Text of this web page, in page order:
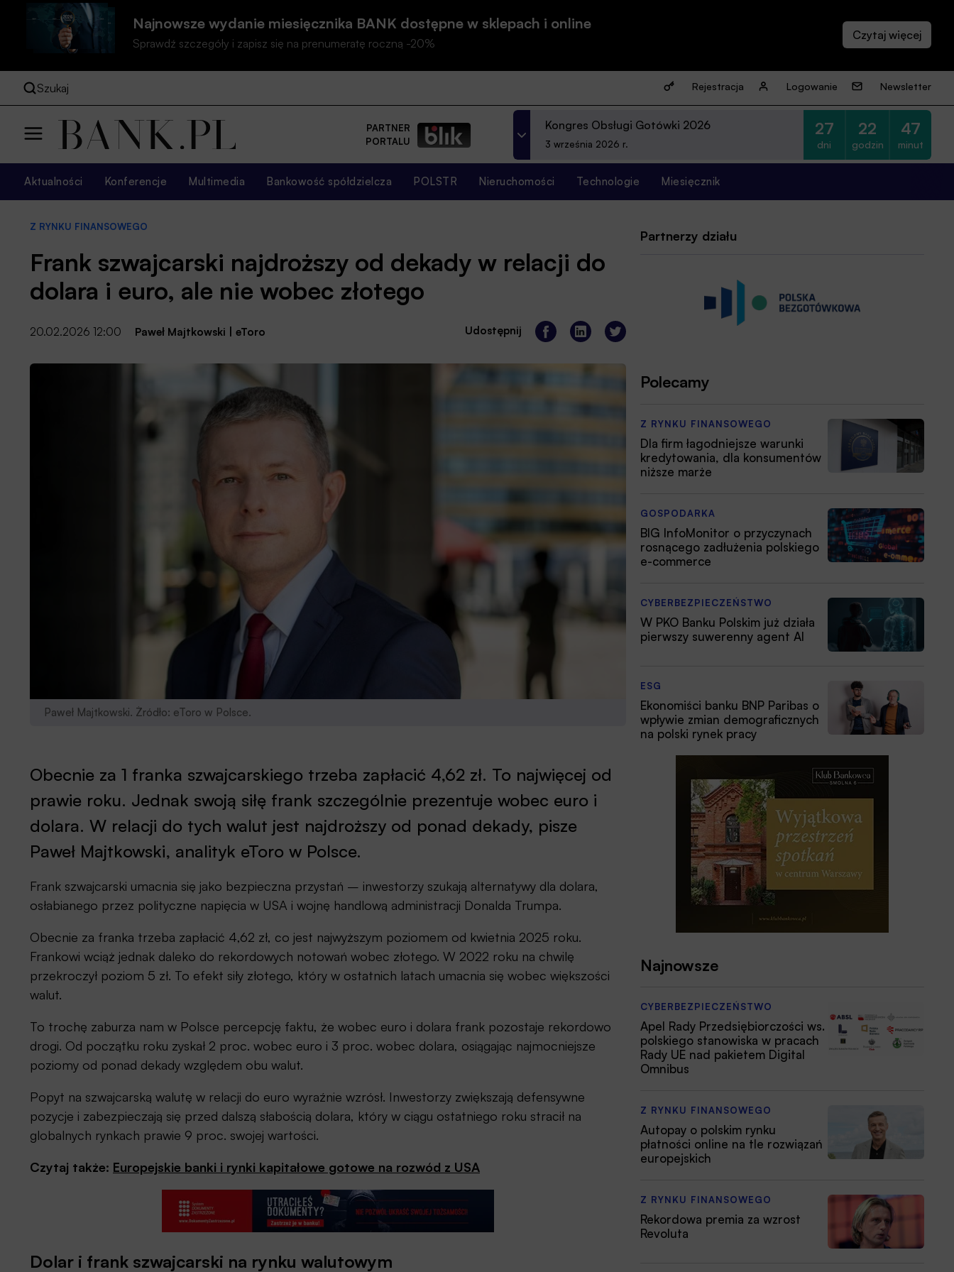
Najnowsze wydanie miesięcznika BANK dostępne w sklepach i online
Sprawdź szczegóły i zapisz się na prenumeratę roczną -20%
Szukaj Rejestracja Logowanie Newsletter
PARTNER
PORTALU
Kongres Obsługi Gotówki 2026
3 września 2026 r.
27
dni
22
godzin
47
minut
Aktualności Konferencje Multimedia Bankowość spółdzielcza POLSTR Nieruchomości Technologie Miesięcznik
Z RYNKU FINANSOWEGO
Frank szwajcarski najdroższy od dekady w relacji do
dolara i euro, ale nie wobec złotego
20.02.2026 12:00 Paweł Majtkowski eToro Udostępnij
Paweł Majtkowski. Żródło: eToro w Polsce.
Obecnie za 1 franka szwajcarskiego trzeba zapłacić 4,62 zł. To najwięcej od
prawie roku. Jednak swoją siłę frank szczególnie prezentuje wobec euro i
dolara. W relacji do tych walut jest najdroższy od ponad dekady, pisze
Paweł Majtkowski, analityk eToro w Polsce.
Frank szwajcarski umacnia się jako bezpieczna przystań – inwestorzy szukają alternatywy dla dolara,
osłabianego przez polityczne napięcia w USA i wojnę handlową administracji Donalda Trumpa.
Obecnie za franka trzeba zapłacić 4,62 zł, co jest najwyższym poziomem od kwietnia 2025 roku.
Frankowi wciąż jednak daleko do rekordowych notowań wobec złotego. W 2022 roku na chwilę
przekroczył poziom 5 zł. To efekt siły złotego, który w ostatnich latach umacnia się wobec większości
walut.
To trochę zaburza nam w Polsce percepcję faktu, że wobec euro i dolara frank pozostaje rekordowo
drogi. Od początku roku zyskał 2 proc. wobec euro i 3 proc. wobec dolara, osiągając najmocniejsze
poziomy od ponad dekady względem obu walut.
Popyt na szwajcarską walutę w relacji do euro wyraźnie wzrósł. Inwestorzy zwiększają defensywne
pozycje i zabezpieczają się przed dalszą słabością dolara, który w ciągu ostatniego roku stracił na
globalnych rynkach prawie 9 proc. swojej wartości.
Czytaj także: Europejskie banki i rynki kapitałowe gotowe na rozwód z USA
Dolar i frank szwajcarski na rynku walutowym
Partnerzy działu
Polecamy
Z RYNKU FINANSOWEGO
Dla firm łagodniejsze warunki
kredytowania, dla konsumentów
niższe marże
GOSPODARKA
BIG InfoMonitor o przyczynach
rosnącego zadłużenia polskiego
e-commerce
CYBERBEZPIECZEŃSTWO
W PKO Banku Polskim już działa
pierwszy suwerenny agent AI
ESG
Ekonomiści banku BNP Paribas o
wpływie zmian demograficznych
na polski rynek pracy
Najnowsze
CYBERBEZPIECZEŃSTWO
Apel Rady Przedsiębiorczości ws.
polskiego stanowiska w pracach
Rady UE nad pakietem Digital
Omnibus
Z RYNKU FINANSOWEGO
Autopay o polskim rynku
płatności online na tle rozwiązań
europejskich
Z RYNKU FINANSOWEGO
Rekordowa premia za wzrost
Revoluta